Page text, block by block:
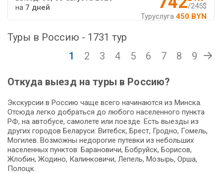
/245$
Туруслуга 450 BYN
на 7 дней
Туры в Россию - 1731 тур
1
2 3 4 5 6 7 8 9
Откуда выезд на туры в Россию?
Экскурсии в Россию чаще всего начинаются из Минска.
Отсюда легко добраться до любого населенного пункта
РФ, на автобусе, самолете или поезде. Есть выезды из
других городов Беларуси: Витебск, Брест, Гродно, Гомель,
Могилев. Возможны недорогие путевки из небольших
населенных пунктов: Барановичи, Бобруйск, Борисов,
Жлобин, Жодино, Калинковичи, Лепель, Мозырь, Орша,
Полоцк.